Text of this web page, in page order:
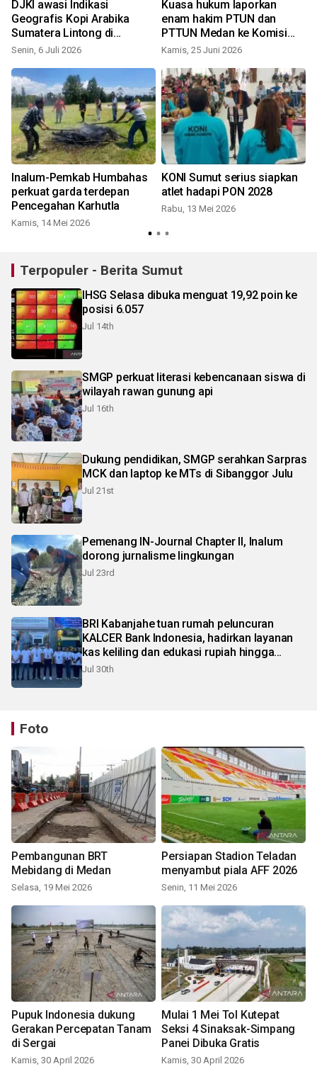
DJKI awasi Indikasi
Geografis Kopi Arabika
Sumatera Lintong di
Humbahas
Senin, 6 Juli 2026
Kuasa hukum laporkan
enam hakim PTUN dan
PTTUN Medan ke Komisi
Yudisial
Kamis, 25 Juni 2026
Inalum-Pemkab Humbahas
perkuat garda terdepan
Pencegahan Karhutla
Kamis, 14 Mei 2026
KONI Sumut serius siapkan
atlet hadapi PON 2028
Rabu, 13 Mei 2026
Terpopuler - Berita Sumut
IHSG Selasa dibuka menguat 19,92 poin ke
posisi 6.057
Jul 14th
SMGP perkuat literasi kebencanaan siswa di
wilayah rawan gunung api
Jul 16th
Dukung pendidikan, SMGP serahkan Sarpras
MCK dan laptop ke MTs di Sibanggor Julu
Jul 21st
Pemenang IN-Journal Chapter II, Inalum
dorong jurnalisme lingkungan
Jul 23rd
BRI Kabanjahe tuan rumah peluncuran
KALCER Bank Indonesia, hadirkan layanan
kas keliling dan edukasi rupiah hingga
pelosok Karo
Jul 30th
Foto
Pembangunan BRT
Mebidang di Medan
Selasa, 19 Mei 2026
Persiapan Stadion Teladan
menyambut piala AFF 2026
Senin, 11 Mei 2026
Pupuk Indonesia dukung
Gerakan Percepatan Tanam
di Sergai
Kamis, 30 April 2026
Mulai 1 Mei Tol Kutepat
Seksi 4 Sinaksak-Simpang
Panei Dibuka Gratis
Kamis, 30 April 2026